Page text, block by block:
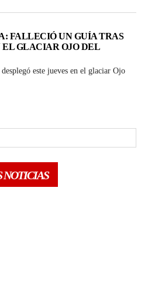
FALLECIÓ UN GUÍA TRAS
EL GLACIAR OJO DEL
este jueves en el glaciar Ojo
NOTICIAS